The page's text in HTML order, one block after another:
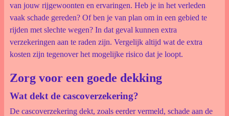
van jouw rijgewoonten en ervaringen. Heb je in het verleden
vaak schade gereden? Of ben je van plan om in een gebied te
rijden met slechte wegen? In dat geval kunnen extra
verzekeringen aan te raden zijn. Vergelijk altijd wat de extra
kosten zijn tegenover het mogelijke risico dat je loopt.
Zorg voor een goede dekking
Wat dekt de cascoverzekering?
De cascoverzekering dekt, zoals eerder vermeld, schade aan de